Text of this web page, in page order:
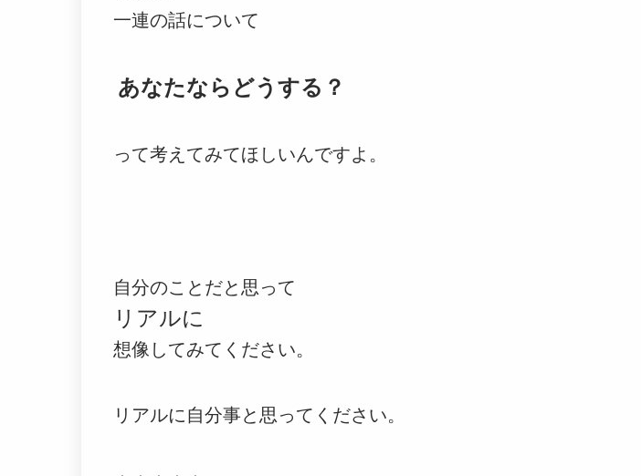
一連の話について
あなたならどうする？
って考えてみてほしいんですよ。
自分のことだと思って
リアルに
想像してみてください。
リアルに自分事と思ってください。